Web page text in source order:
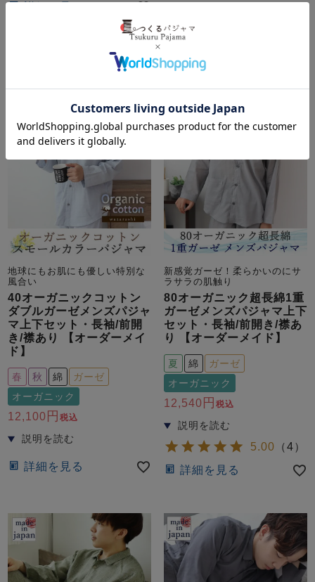
詳細を見る
地球にもお肌にも優しい特別な
風合い
40オーガニックコットン
ダブルガーゼメンズパジャ
マ上下セット・長袖/前開
き/襟あり 【オーダーメイ
ド】
春 秋 綿
ガーゼ
オーガニック
12,100 税込
詳細を見る
新感覚ガーゼ！柔らかいのにサ
ラサラの肌触り
80オーガニック超長綿1重
ガーゼメンズパジャマ上下
セット・長袖/前開き/襟あ
り 【オーダーメイド】
夏 綿
ガーゼ
オーガニック
12,540 税込
5.00 （4）
詳細を見る